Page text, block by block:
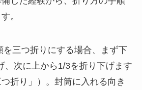
。
を三つ折りにする場合、まず下
、次に上から1/3を折り下げます
つ折り」）。封筒に入れる向き